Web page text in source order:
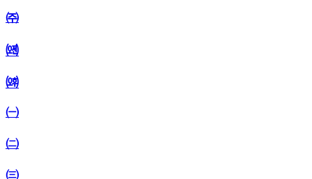
㈜
㈝
㈞
㈠
㈡
㈢